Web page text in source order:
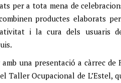
per a tota mena de
productes elaborats
i la cura dels usuaris
una presentació a càrrec
Taller Ocupacional de L’Estel,